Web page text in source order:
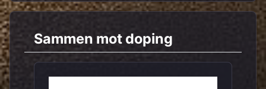
Sammen mot doping